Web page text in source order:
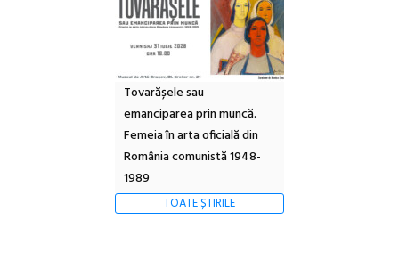
Tovarășele sau
emanciparea prin muncă.
Femeia în arta oficială din
România comunistă 1948-
1989
TOATE ȘTIRILE